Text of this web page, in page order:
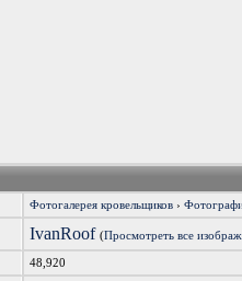
Фотогалерея кровельщиков ›
IvanRoof (Просмотреть все
48,920